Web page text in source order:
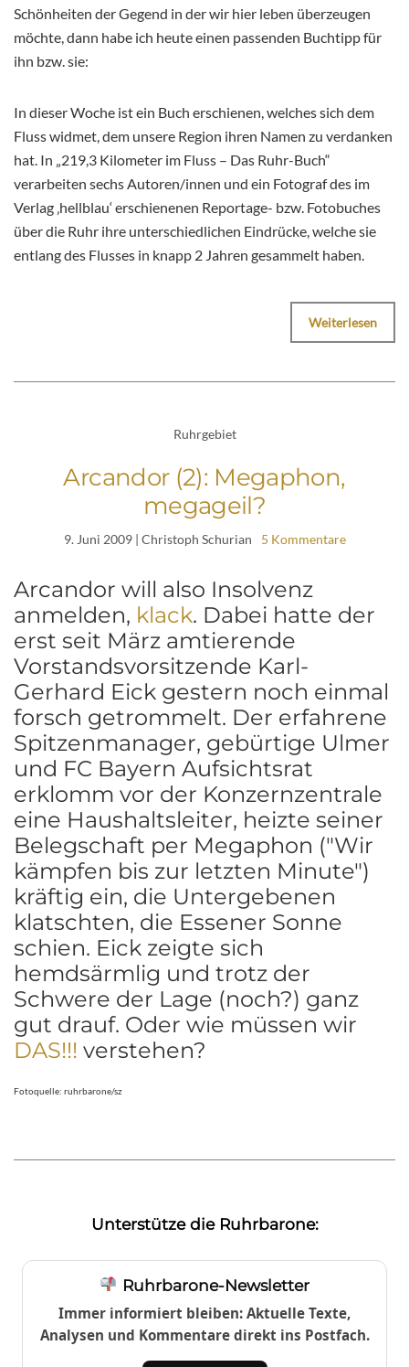
Schönheiten der Gegend in der wir hier leben überzeugen
möchte, dann habe ich heute einen passenden Buchtipp für
ihn bzw. sie:
In dieser Woche ist ein Buch erschienen, welches sich dem
Fluss widmet, dem unsere Region ihren Namen zu verdanken
hat. In „219,3 Kilometer im Fluss – Das Ruhr-Buch“
verarbeiten sechs Autoren/innen und ein Fotograf des im
Verlag ‚hellblau‘ erschienenen Reportage- bzw. Fotobuches
über die Ruhr ihre unterschiedlichen Eindrücke, welche sie
entlang des Flusses in knapp 2 Jahren gesammelt haben.
Weiterlesen
Ruhrgebiet
Arcandor (2): Megaphon,
megageil?
9. Juni 2009| Christoph Schurian 5 Kommentare
Arcandor will also Insolvenz
anmelden, klack. Dabei hatte der
erst seit März amtierende
Vorstandsvorsitzende Karl-
Gerhard Eick gestern noch einmal
forsch getrommelt. Der erfahrene
Spitzenmanager, gebürtige Ulmer
und FC Bayern Aufsichtsrat
erklomm vor der Konzernzentrale
eine Haushaltsleiter, heizte seiner
Belegschaft per Megaphon ("Wir
kämpfen bis zur letzten Minute")
kräftig ein, die Untergebenen
klatschten, die Essener Sonne
schien. Eick zeigte sich
hemdsärmlig und trotz der
Schwere der Lage (noch?) ganz
gut drauf. Oder wie müssen wir
DAS!!! verstehen?
Fotoquelle: ruhrbarone/sz
Unterstütze die Ruhrbarone:
Ruhrbarone-Newsletter
Immer informiert bleiben: Aktuelle Texte,
Analysen und Kommentare direkt ins Postfach.